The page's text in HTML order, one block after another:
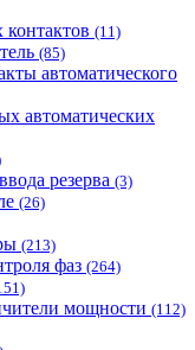
(11)
(85)
автоматического
автоматических
резерва (3)
(26)
(213)
фаз (264)
мощности (112)